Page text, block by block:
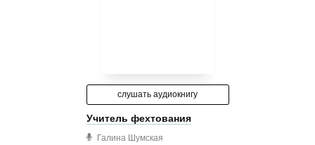
слушать аудиокнигу
Учитель фехтования
Галина Шумская